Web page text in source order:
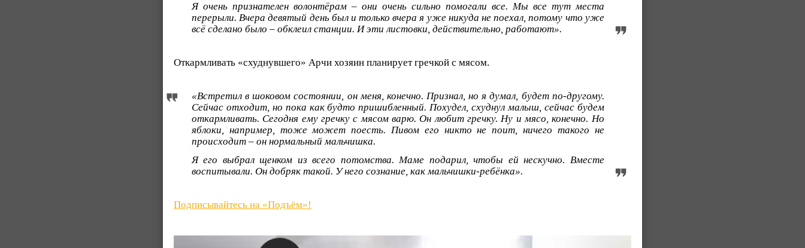
Я очень признателен волонтёрам – они очень сильно помогали все. Мы все тут места
перерыли. Вчера девятый день был и только вчера я уже никуда не поехал, потому что уже
всё сделано было – обклеил станции. И эти листовки, действительно, работают».
Откармливать «схуднувшего» Арчи хозяин планирует гречкой с мясом.
«Встретил в шоковом состоянии, он меня, конечно. Признал, но я думал, будет по-другому.
Сейчас отходит, но пока как будто пришибленный. Похудел, схуднул малыш, сейчас будем
откармливать. Сегодня ему гречку с мясом варю. Он любит гречку. Ну и мясо, конечно. Но
яблоки, например, тоже может поесть. Пивом его никто не поит, ничего такого не
происходит – он нормальный мальчишка.
Я его выбрал щенком из всего потомства. Маме подарил, чтобы ей нескучно. Вместе
воспитывали. Он добряк такой. У него сознание, как мальчишки-ребёнка».
Подписывайтесь на «Подъём»!